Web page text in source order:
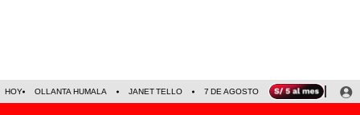
HOY OLLANTA HUMALA JANET TELLO 7 DE AGOSTO TINKA RESULTADOS